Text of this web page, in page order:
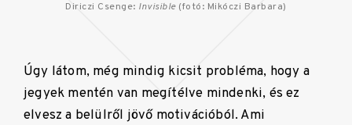
Diriczi Csenge: Invisible(fotó: Mikóczi Barbara)
Úgy látom, még mindig kicsit probléma, hogy a
jegyek mentén van megítélve mindenki, és ez
elvesz a belülről jövő motivációból. Ami